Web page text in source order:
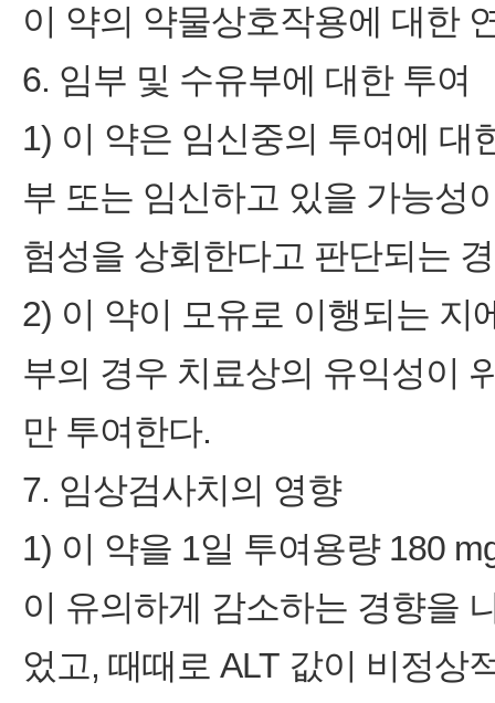
이 약의 약물상호작용에 대한
6. 임부 및 수유부에 대한 투여
1) 이 약은 임신중의 투여에 대
부 또는 임신하고 있을 가능성
험성을 상회한다고 판단되는
2) 이 약이 모유로 이행되는 지
부의 경우 치료상의 유익성이
만 투여한다.
7. 임상검사치의 영향
1) 이 약을 1일 투여용량 180
이 유의하게 감소하는 경향을
었고, 때때로 ALT 값이 비정상